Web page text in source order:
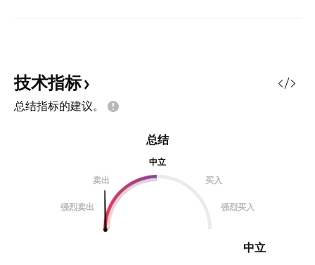
技术指标
总结指标的建议。
总结
中立
卖出
买入
强烈卖出 强烈买入
中立